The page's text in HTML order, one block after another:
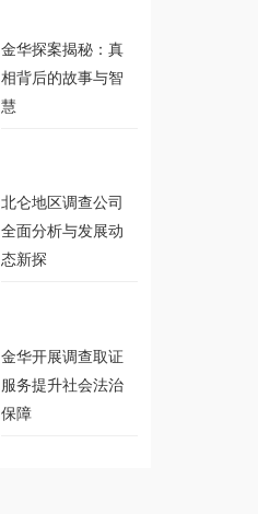
金华探案揭秘：真
相背后的故事与智
慧
北仑地区调查公司
全面分析与发展动
态新探
金华开展调查取证
服务提升社会法治
保障